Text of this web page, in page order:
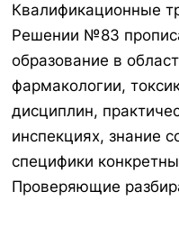
Квалификационные
Решении №83
образование в
фармакологии,
дисциплин,
инспекциях, знание
специфики
Проверяющие